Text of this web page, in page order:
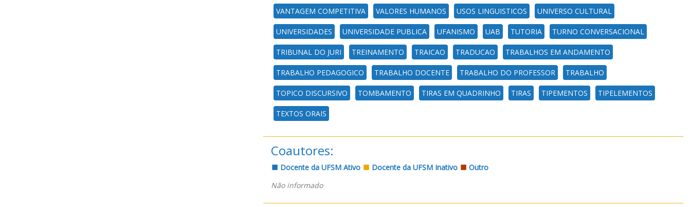
VANTAGEM COMPETITIVA VALORES HUMANOS USOS LINGUISTICOS UNIVERSO CULTURAL
UNIVERSIDADES UNIVERSIDADE PUBLICA UFANISMO UAB TUTORIA TURNO CONVERSACIONAL
TRIBUNAL DO JURI TREINAMENTO TRAICAO TRADUCAO TRABALHOS EM ANDAMENTO
TRABALHO PEDAGOGICO TRABALHO DOCENTE TRABALHO DO PROFESSOR TRABALHO
TOPICO DISCURSIVO TOMBAMENTO TIRAS EM QUADRINHO TIRAS TIPEMENTOS TIPELEMENTOS
TEXTOS ORAIS
Coautores:
Docente da UFSM Ativo Docente da UFSM Inativo
Outro
Não informado